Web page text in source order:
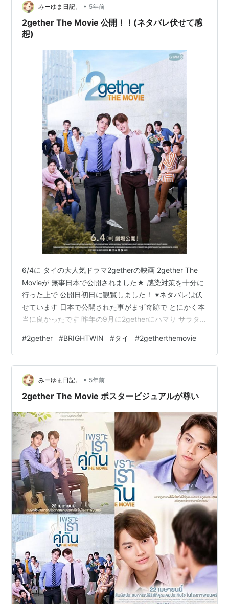
入り組んだ2getherという特殊な世界的ウェーブに）、あ
まり大きな思い入れのないおたくの見地からお送りする
映画2…
みーゆま日記。 • 5年前
2gether The Movie 公開！！(ネタバレ伏せて感
想)
6/4に タイの大人気ドラマ2getherの映画 2gether The
Movieが 無事日本で公開されました★ 感染対策を十分に
行った上で 公開日初日に観覧しました！ ※ネタバレは伏
せています 日本で公開された事がまず奇跡で とにかく本
当に良かったです 昨年の9月に2getherにハマり サラタ
観られるなんて 夢にも思ってなくて 感動そのものだし、
本当に幸せでした (◞‸◟) 今回はネタバレを含まずに感想を
3つと 購入したグッズ紹介をしたいと思います！ ①ドラ
マとは違った描写で楽しめる ②登場人物の今を幸せな気
持ちで見られる ③笑いあり、…
#2gether #BRIGHTWIN #タイ #2getherthemovie
みーゆま日記。 • 5年前
2gether The Movie ポスタービジュアルが尊い